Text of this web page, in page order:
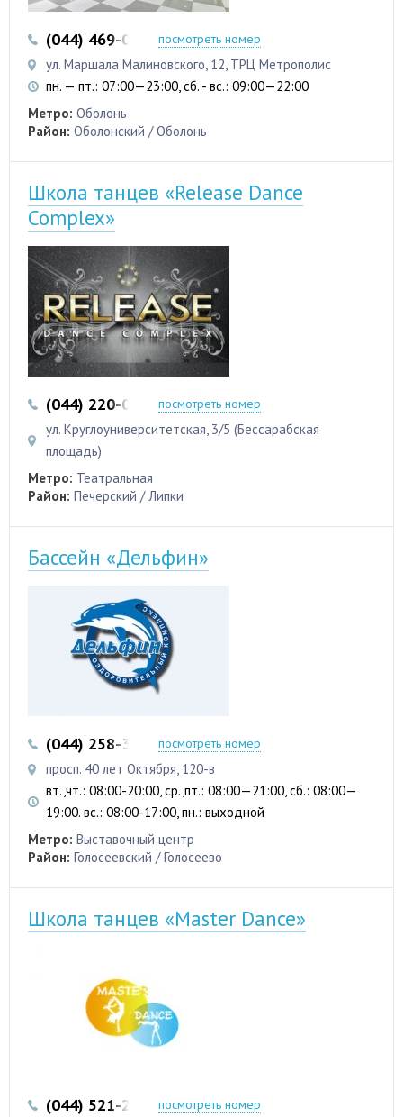
(044) 469-06-07 (050) 469-06-07
посмотреть номер
ул. Маршала Малиновского, 12, ТРЦ Метрополис
пн. — пт.: 07:00—23:00, сб. - вс.: 09:00—22:00
Метро: Оболонь
Район: Оболонский / Оболонь
Школа танцев «Release Dance
Complex»
(044) 220-07-05 (067) 233-07-05
посмотреть номер
ул. Круглоуниверситетская, 3/5 (Бессарабская
площадь)
Метро: Театральная
Район: Печерский / Липки
Бассейн «Дельфин»
(044) 258-33-07 (044) 258-32-56
посмотреть номер
просп. 40 лет Октября, 120-в
вт.,чт.: 08:00-20:00, ср.,пт.: 08:00—21:00, сб.: 08:00—
19:00. вс.: 08:00-17:00, пн.: выходной
Метро: Выставочный центр
Район: Голосеевский / Голосеево
Школа танцев «Master Dance»
(044) 521-20-24 (093) 622-50-83
посмотреть номер